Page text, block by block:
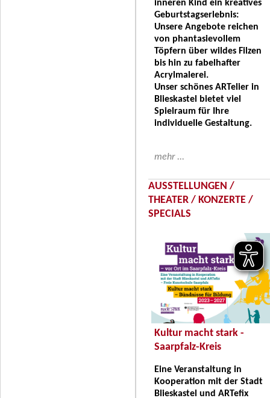
inneren Kind ein kreatives
Geburtstagserlebnis:
Unsere Angebote reichen
von phantasievollem
Töpfern über wildes Filzen
bis hin zu fabelhafter
Acrylmalerei.
Unser schönes ARTelier in
Blieskastel bietet viel
Spielraum für Ihre
individuelle Gestaltung.
mehr ...
AUSSTELLUNGEN /
THEATER / KONZERTE /
SPECIALS
Kultur macht stark -
Saarpfalz-Kreis
Eine Veranstaltung in
Kooperation mit der Stadt
Blieskastel und ARTefix